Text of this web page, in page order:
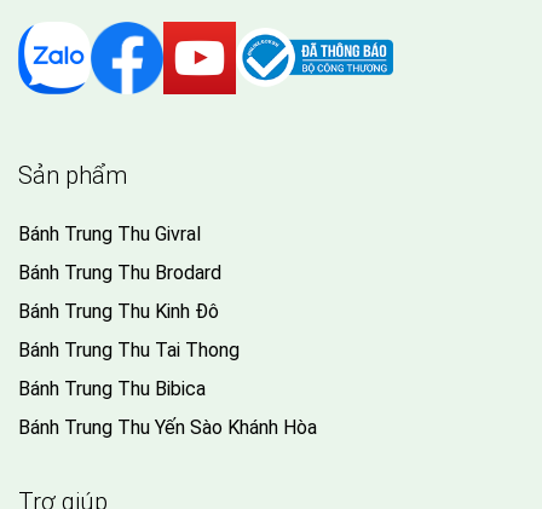
Sản phẩm
Bánh Trung Thu Givral
Bánh Trung Thu Brodard
Bánh Trung Thu Kinh Đô
Bánh Trung Thu Tai Thong
Bánh Trung Thu Bibica
Bánh Trung Thu Yến Sào Khánh Hòa
Trợ giúp